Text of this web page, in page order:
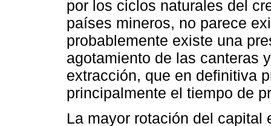
por los ciclos naturales del
países mineros, no parece
probablemente existe una
agotamiento de las canteras
extracción, que en definitiva
principalmente el tiempo de
La mayor rotación del